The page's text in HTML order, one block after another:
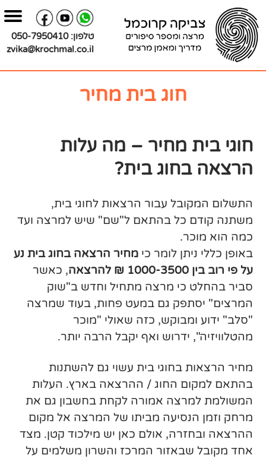
יצירת
קשר
עבור
לתוכן
טלפון:050-7950410
zvika@krochmal.co.il
חוג בית מחיר
חוגי בית מחיר – מה עלות
הרצאה בחוג בית?
התשלום המקובל עבור הרצאות לחוגי בית,
משתנה קודם כל בהתאם ל"שם" שיש למרצה ועד
כמה הוא מוכר.
באופן כללי ניתן לומר כימחיר הרצאה בחוג בית נע
על פי רוב בין 1000-3500 ₪ להרצאה
, כאשר
סביר בהחלט כי מרצה מתחיל וחדש ב"שוק
המרצים" יסתפק גם במעט פחות, בעוד שמרצה
"סלב" ידוע ומבוקש, כזה שאולי "מוכר
מהטלוויזיה", ידרוש ואף יקבל הרבה יותר.
מחיר הרצאות בחוגי בית עשוי גם להשתנות
בהתאם למקום החוג / ההרצאה בארץ. העלות
המשולמת למרצה אמורה לקחת בחשבון גם את
מרחק וזמן הנסיעה מביתו של המרצה אל מקום
ההרצאה ובחזרה, אולם כאן יש מילכוד קטן. מצד
אחד מקובל שבאזור המרכז והשרון משלמים על